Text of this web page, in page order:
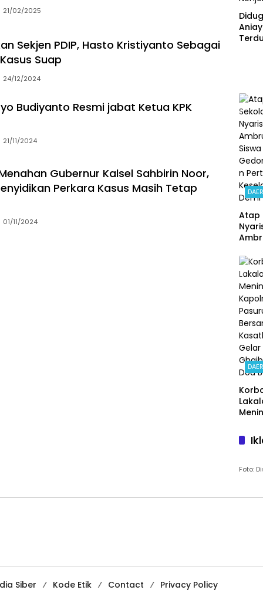
21/02/2025
Sekjen PDIP, Hasto Kristiyanto Sebagai
Suap
24/12/2024
Budiyanto Resmi jabat Ketua KPK
21/11/2024
Gubernur Kalsel Sahbirin Noor,
Perkara Kasus Masih Tetap
01/11/2024
Atap
an
Foto:
Siber Kode Etik Contact Privacy Policy